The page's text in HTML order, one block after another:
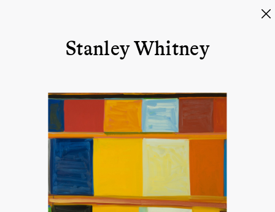
Stanley Whitney